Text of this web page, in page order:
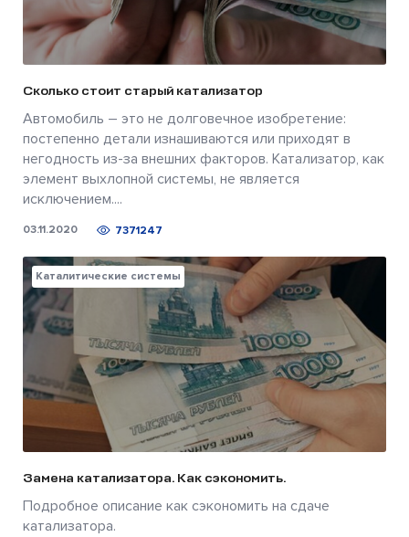
Сколько стоит старый катализатор
Автомобиль – это не долговечное изобретение:
постепенно детали изнашиваются или приходят в
негодность из-за внешних факторов. Катализатор, как
элемент выхлопной системы, не является
исключением....
03.11.2020 7371247
Каталитические системы
Замена катализатора. Как сэкономить.
Подробное описание как сэкономить на сдаче
катализатора.